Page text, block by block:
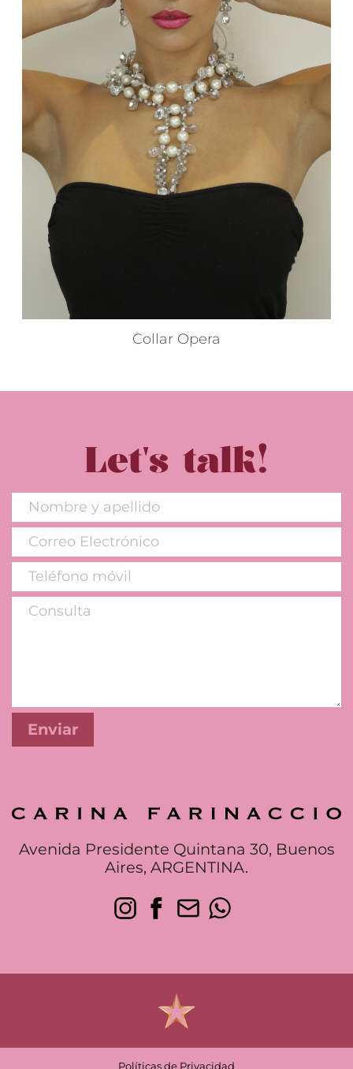
Collar Opera
Let's talk!
Avenida Presidente Quintana 30, Buenos
Aires, ARGENTINA.
Políticas de Privacidad